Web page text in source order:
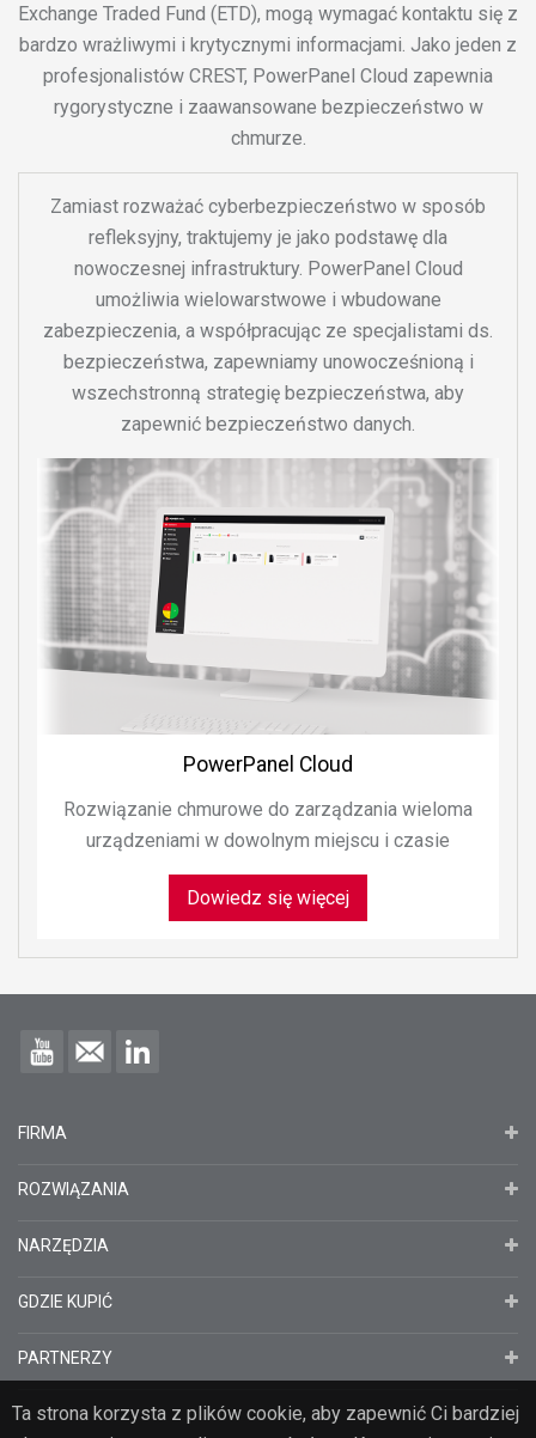
Exchange Traded Fund (ETD), mogą wymagać kontaktu się z
bardzo wrażliwymi i krytycznymi informacjami. Jako jeden z
profesjonalistów CREST, PowerPanel Cloud zapewnia
rygorystyczne i zaawansowane bezpieczeństwo w
chmurze.
Zamiast rozważać cyberbezpieczeństwo w sposób
refleksyjny, traktujemy je jako podstawę dla
nowoczesnej infrastruktury. PowerPanel Cloud
umożliwia wielowarstwowe i wbudowane
zabezpieczenia, a współpracując ze specjalistami ds.
bezpieczeństwa, zapewniamy unowocześnioną i
wszechstronną strategię bezpieczeństwa, aby
zapewnić bezpieczeństwo danych.
PowerPanel Cloud
Rozwiązanie chmurowe do zarządzania wieloma
urządzeniami w dowolnym miejscu i czasie
Dowiedz się więcej
Ta strona korzysta z plików cookie, aby zapewnić Ci bardziej
FIRMA
ROZWIĄZANIA
NARZĘDZIA
GDZIE KUPIĆ
PARTNERZY